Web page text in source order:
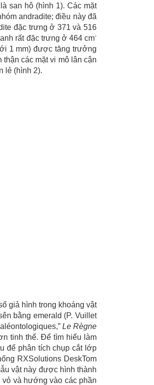
san hô (hình 1). Các mặt
andradite; điều này đã
đặc trưng ở 371 và 516
rất đặc trưng ở 464 cm-
1 mm) được tăng trưởng
các mặt vi mô lân cận
lẻ (hình 2).
giả hình trong khoáng vật
bằng emerald (P. Vuillet
Le Règne
tinh thể. Để tìm hiểu làm
để phân tích chụp cắt lớp
RXSolutions DeskTom
vật này được hình thành
và hướng vào các phần